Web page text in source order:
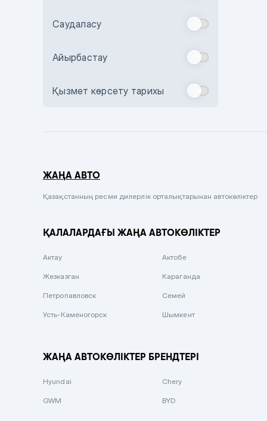
Зеленый
Бежевый
Комбинированный
Сиреневый металлик
Вишневый
Саудаласу
Айырбастау
Қызмет көрсету тарихы
ЖАҢА АВТО
Қазақстанның ресми дилерлік орталықтарынан автокөліктер
ҚАЛАЛАРДАҒЫ ЖАҢА АВТОКӨЛІКТЕР
Актау Актобе
Жезказган Караганда
Петропавловск Семей
Усть-Каменогорск Шымкент
ЖАҢА АВТОКӨЛІКТЕР БРЕНДТЕРІ
Hyundai Chery
GWM BYD